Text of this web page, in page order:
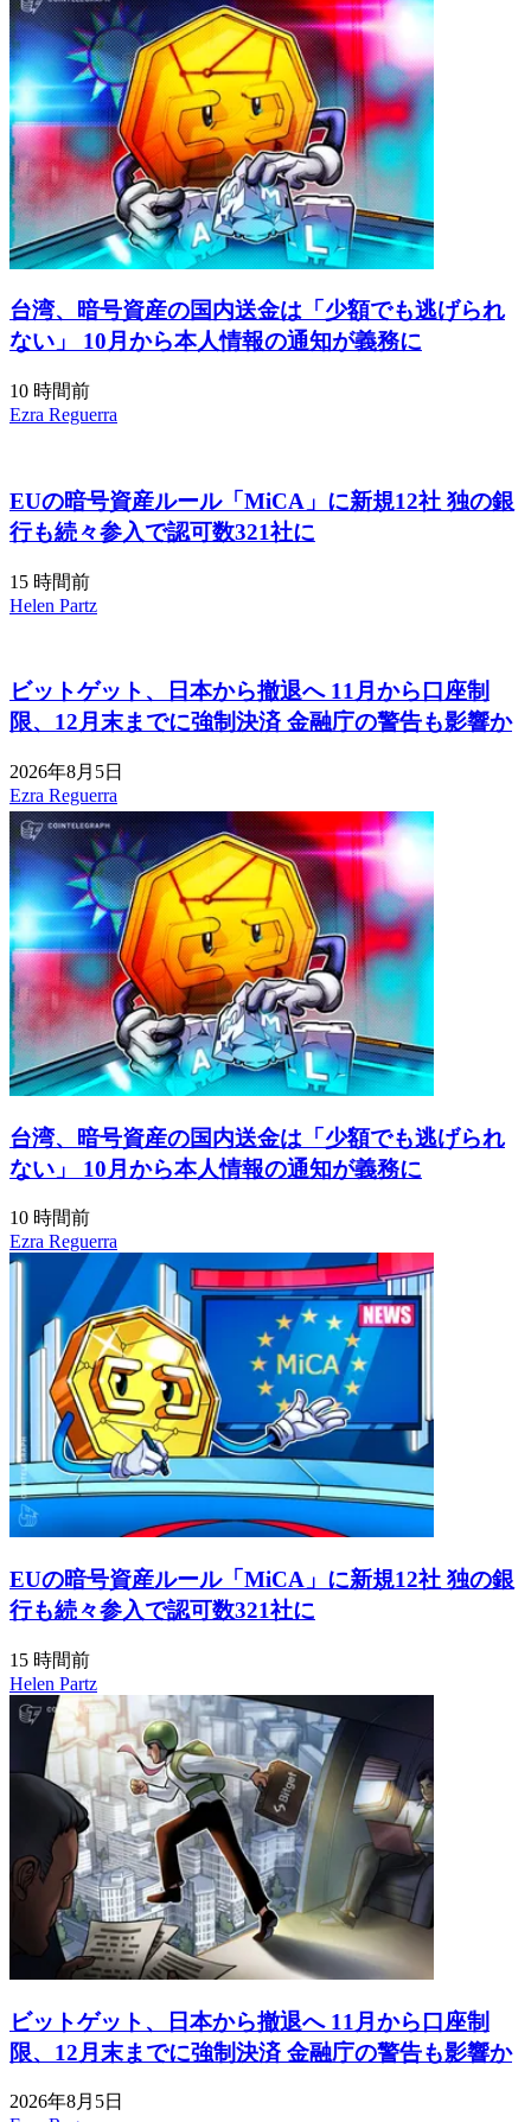
台湾、暗号資産の国内送金は「少額でも逃げられ
ない」 10月から本人情報の通知が義務に
10 時間前
Ezra Reguerra
EUの暗号資産ルール「MiCA」に新規12社 独の銀
行も続々参入で認可数321社に
15 時間前
Helen Partz
ビットゲット、日本から撤退へ 11月から口座制
限、12月末までに強制決済 金融庁の警告も影響か
2026年8月5日
Ezra Reguerra
台湾、暗号資産の国内送金は「少額でも逃げられ
ない」 10月から本人情報の通知が義務に
10 時間前
Ezra Reguerra
EUの暗号資産ルール「MiCA」に新規12社 独の銀
行も続々参入で認可数321社に
15 時間前
Helen Partz
ビットゲット、日本から撤退へ 11月から口座制
限、12月末までに強制決済 金融庁の警告も影響か
2026年8月5日